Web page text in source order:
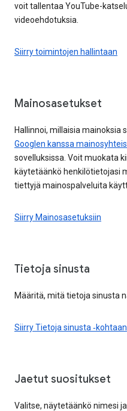
voit tallentaa YouTube-
videoehdotuksia.
Siirry toimintojen hallintaan
Mainosasetukset
Hallinnoi, millaisia mainoksia
Googlen kanssa
sovelluksissa. Voit muokata
käytetäänkö henkilötietojasi
tiettyjä mainospalveluita
Siirry Mainosasetuksiin
Tietoja sinusta
Määritä, mitä tietoja sinusta
Siirry Tietoja sinusta ‑kohtaan
Jaetut suositukset
Valitse, näytetäänkö nimesi